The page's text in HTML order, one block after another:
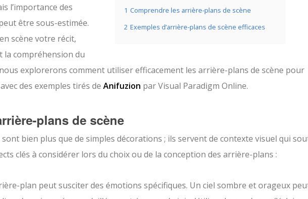
1 Comprendre les arrière-plans de scène
2 Exemples d’arrière-plans de scène efficaces
l’importance des
être sous-estimée.
scène votre récit,
la compréhension du
explorerons comment utiliser efficacement les arrière-plans de scène pour
des exemples tirés de Anifuzion par Visual Paradigm Online.
plans de scène
bien plus que de simples décorations ; ils servent de contexte visuel qui
clés à considérer lors du choix ou de la conception des arrière-plans :
plan peut susciter des émotions spécifiques. Un ciel sombre et orageux